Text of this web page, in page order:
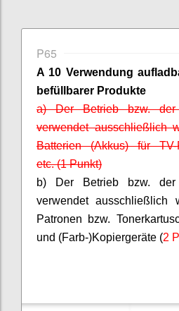
P65
A 10 Verwendung
befüllbarer Produkte
a) Der Betrieb bzw. der
verwendet ausschließlich
Batterien (Akkus) für TV-
etc. (1 Punkt)
b) Der Betrieb bzw. der
verwendet ausschließlich
Patronen bzw.
und (Farb-)Kopiergeräte (2